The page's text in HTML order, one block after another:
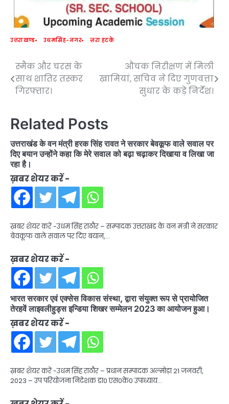
उत्तराखण्ड उधमसिंह-नगर ज़रा हटके
Post
navigation
स्मैक और चरस के
साथ शातिर तस्कर
गिरफ्तार।
औचक निरीक्षण में मिली
खामियां, सचिव ने दिए गुणवत्ता
सुधार के कड़े निर्देश।
Related Posts
उत्तराखंड के वन मंत्री हरक सिंह रावत ने सरकार बेवकूफ वाले सवाल पर
दिए बयान उन्होंने कहा कि मेरे सवाल को बढ़ा चढ़ाकर दिखाया व लिखा जा
रहा है।
ख़बर शेयर करें -
ख़बर शेयर करें -उधम सिंह राठौर – सम्पादक उत्तराखंड के वन मंत्री ने सरकार
बेवकूफ वाले सवाल पर दिए बयान,…
ख़बर शेयर करें -
भारत सरकार एवं एक्सेस विकास संस्था, द्वारा संयुक्त रूप से प्रायोजित
तेरहवें लाइवलीहुड्स इन्डिया शिखर सम्मेलन 2023 का आयोजन हुआ।
ख़बर शेयर करें -
ख़बर शेयर करें -उधम सिंह राठौर – प्रधान सम्पादक अल्मोड़ा 21 जनवरी,
2023 – उप परियोजना निदेशक डा0 एस0के0 उपाध्याय…